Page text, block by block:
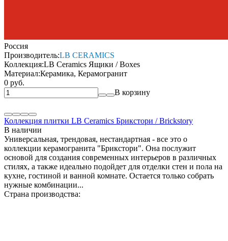
Россия
Производитель:LB CERAMICS
Коллекция:LB Ceramics Ящики / Boxes
Материал:Керамика, Керамогранит
0 руб.
В корзину
Коллекция плитки LB Ceramics Брикстори / Brickstory
В наличии
Универсальная, трендовая, нестандартная - все это о
коллекции керамогранита "Брикстори". Она послужит
основой для создания современных интерьеров в различных
стилях, а также идеально подойдет для отделки стен и пола на
кухне, гостиной и ванной комнате. Остается только собрать
нужные комбинации...
Страна производства: